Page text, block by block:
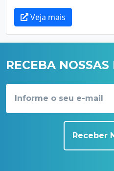
Veja mais
RECEBA
Receber